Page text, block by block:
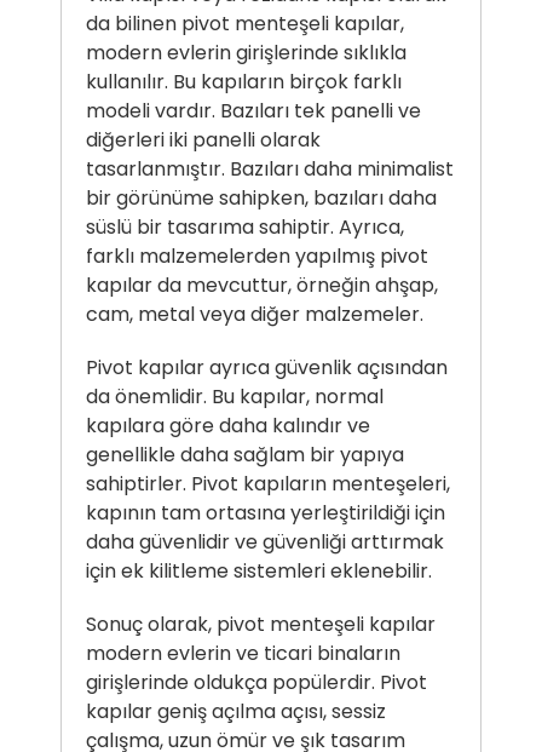
da bilinen pivot menteşeli kapılar,
modern evlerin girişlerinde sıklıkla
kullanılır. Bu kapıların birçok farklı
modeli vardır. Bazıları tek panelli ve
diğerleri iki panelli olarak
tasarlanmıştır. Bazıları daha minimalist
bir görünüme sahipken, bazıları daha
süslü bir tasarıma sahiptir. Ayrıca,
farklı malzemelerden yapılmış pivot
kapılar da mevcuttur, örneğin ahşap,
cam, metal veya diğer malzemeler.
Pivot kapılar ayrıca güvenlik açısından
da önemlidir. Bu kapılar, normal
kapılara göre daha kalındır ve
genellikle daha sağlam bir yapıya
sahiptirler. Pivot kapıların menteşeleri,
kapının tam ortasına yerleştirildiği için
daha güvenlidir ve güvenliği arttırmak
için ek kilitleme sistemleri eklenebilir.
Sonuç olarak, pivot menteşeli kapılar
modern evlerin ve ticari binaların
girişlerinde oldukça popülerdir. Pivot
kapılar geniş açılma açısı, sessiz
çalışma, uzun ömür ve şık tasarım